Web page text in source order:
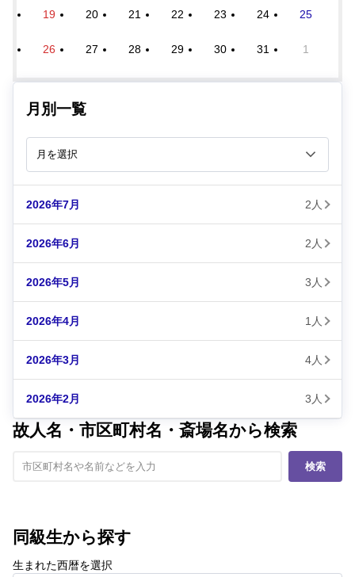
19 20 21 22 23 24 25
26 27 28 29 30 31 1
月別一覧
2026年7月 2人
2026年6月 2人
2026年5月 3人
2026年4月 1人
2026年3月 4人
2026年2月 3人
故人名・市区町村名・斎場名から検索
検索
同級生から探す
生まれた西暦を選択